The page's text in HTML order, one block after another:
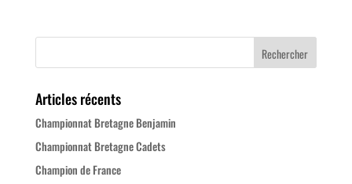
Articles récents
Championnat Bretagne Benjamin
Championnat Bretagne Cadets
Champion de France